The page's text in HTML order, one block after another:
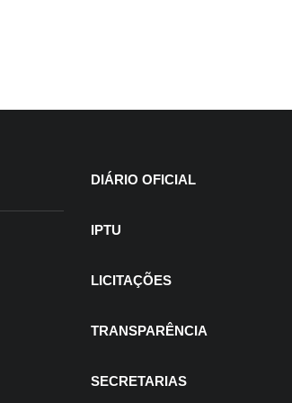
DIÁRIO OFICIAL
IPTU
LICITAÇÕES
TRANSPARÊNCIA
SECRETARIAS